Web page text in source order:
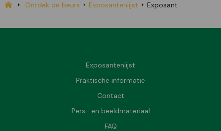
Ontdek de beurs Exposantenlijst Exposant
Exposantenlijst
Praktische informatie
Contact
Pers- en beeldmateriaal
FAQ